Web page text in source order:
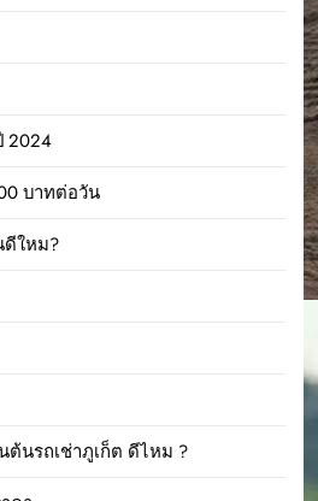
2024
บาทต่อวัน
ดีใหม?
ต้นรถเช่าภูเก็ต ดีไหม ?